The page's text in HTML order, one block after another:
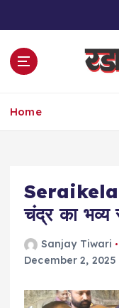
Home
Seraikela :
चंद्र का भव्य
Sanjay Tiwari
December 2, 2025